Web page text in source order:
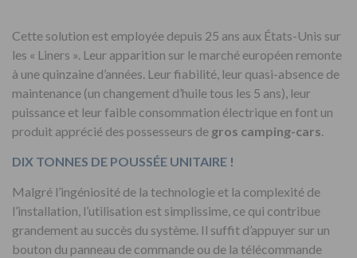
Cette solution est employée depuis 25 ans aux États-Unis sur
les « Liners ». Leur apparition sur le marché européen remonte
à une quinzaine d’années. Leur fiabilité, leur quasi-absence de
maintenance (un changement d’huile tous les 5 ans), leur
puissance et leur faible consommation électrique en font un
produit apprécié des possesseurs de gros camping-cars.
DIX TONNES DE POUSSÉE UNITAIRE !
Malgré l’ingéniosité de la technologie et la complexité de
l’installation, l’utilisation est simplissime, ce qui contribue
grandement au succès du système. Il suffit d’appuyer sur un
bouton du panneau de commande ou de la télécommande